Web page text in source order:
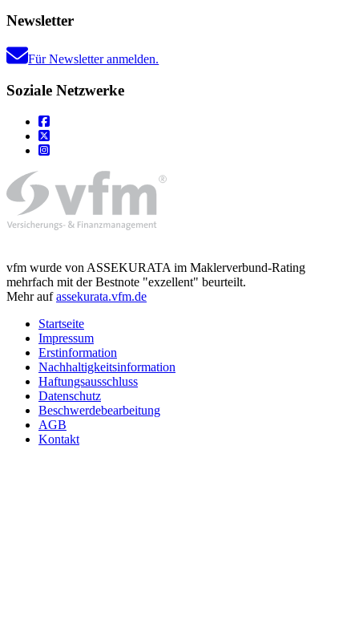
Newsletter
Für Newsletter anmelden.
Soziale Netzwerke
vfm wurde von ASSEKURATA im Maklerverbund-Rating
mehrfach mit der Bestnote "exzellent" beurteilt.
Mehr aufassekurata.vfm.de
Startseite
Impressum
Erstinformation
Nachhaltigkeitsinformation
Haftungsausschluss
Datenschutz
Beschwerdebearbeitung
AGB
Kontakt